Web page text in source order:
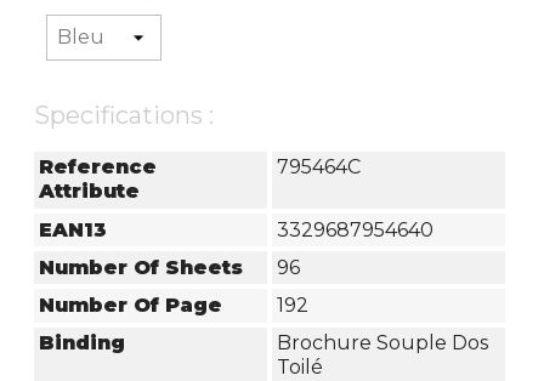
Specifications :
Reference
Attribute
795464C
EAN13
3329687954640
Number Of Sheets
96
Number Of Page
192
Binding
Brochure Souple Dos
Toilé